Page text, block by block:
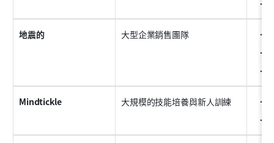
地震的 大型企業銷售團隊
Mindtickle 大規模的技能培養與新人訓練